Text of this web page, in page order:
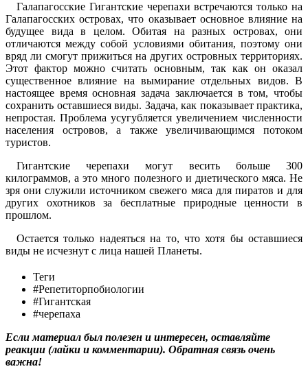
Галапагосские Гигантские черепахи встречаются только на
Галапагосских островах, что оказывает основное влияние на
будущее вида в целом. Обитая на разных островах, они
отличаются между собой условиями обитания, поэтому они
вряд ли смогут прижиться на других островных территориях.
Этот фактор можно считать основным, так как он оказал
существенное влияние на вымирание отдельных видов. В
настоящее время основная задача заключается в том, чтобы
сохранить оставшиеся виды. Задача, как показывает практика,
непростая. Проблема усугубляется увеличением численности
населения островов, а также увеличивающимся потоком
туристов.
Гигантские черепахи могут весить больше 300
килограммов, а это много полезного и диетического мяса. Не
зря они служили источником свежего мяса для пиратов и для
других охотников за бесплатные природные ценности в
прошлом.
Остается только надеяться на то, что хотя бы оставшиеся
виды не исчезнут с лица нашей Планеты.
Теги
#Репетиторпобиологии
#Гигантская
#черепаха
Если материал был полезен и интересен, оставляйте
реакции (лайки и комментарии). Обратная связь очень
важна!